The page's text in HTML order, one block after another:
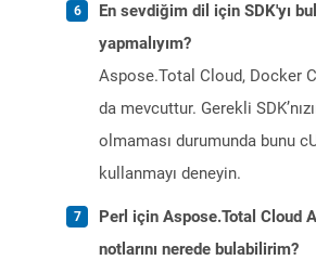
En sevdiğim dil için SDK'yı
yapmalıyım?
Aspose.Total Cloud, Docker
da mevcuttur. Gerekli
olmaması durumunda bunu
kullanmayı deneyin.
Perl için Aspose.Total Cloud
notlarını nerede bulabilirim?